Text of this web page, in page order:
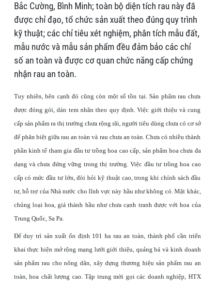
Bắc Cường, Bình Minh; toàn bộ diện tích rau này đã
được chỉ đạo, tổ chức sản xuất theo đúng quy trình
kỹ thuật; các chỉ tiêu xét nghiệm, phân tích mẫu đất,
mẫu nước và mẫu sản phẩm đều đảm bảo các chỉ
số an toàn và được cơ quan chức năng cấp chứng
nhận rau an toàn.
Tuy nhiên, bên cạnh đó cũng còn một số tồn tại. Sản phẩm rau chưa
được đóng gói, dán tem nhãn theo quy định. Việc giới thiệu và cung
cấp sản phẩm ra thị trường chưa rộng rãi, người tiêu dùng chưa có cơ sở
để phân biệt giữa rau an toàn và rau chưa an toàn. Chưa có nhiều thành
phần kinh tế tham gia đầu tư trồng hoa cao cấp, sản phẩm hoa chưa đa
dạng và chưa đứng vững trong thị trường. Việc đầu tư trồng hoa cao
cấp có mức đầu tư lớn, đòi hỏi kỹ thuật cao, trong khi chính sách đầu
tư, hỗ trợ của Nhà nước cho lĩnh vực này hầu như không có. Mặt khác,
chủng loại hoa, giá thành hầu như chưa cạnh tranh được với hoa của
Trung Quốc, Sa Pa.
Để duy trì sản xuất ổn định 101 ha rau an toàn, thành phố cần triển
khai thực hiện mở rộng mạng lưới giới thiệu, quảng bá và kinh doanh
sản phẩm rau cho nông dân, xây dựng thương hiệu sản phẩm rau an
toàn, hoa chất lượng cao. Tập trung mời gọi các doanh nghiệp, HTX